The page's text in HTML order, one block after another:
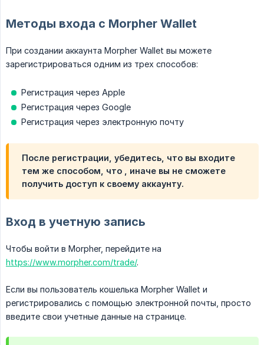
Методы входа c Morpher Wallet
При создании аккаунта Morpher Wallet вы можете
зарегистрироваться одним из трех способов:
Регистрация через Apple
Регистрация через Google
Регистрация через электронную почту
После регистрации, убедитесь, что вы входите
тем же способом, что , иначе вы не сможете
получить доступ к своему аккаунту.
Вход в учетную запись
Чтобы войти в Morpher, перейдите на
https://www.morpher.com/trade/.
Если вы пользователь кошелька Morpher Wallet и
регистрировались с помощью электронной почты, просто
введите свои учетные данные на странице.